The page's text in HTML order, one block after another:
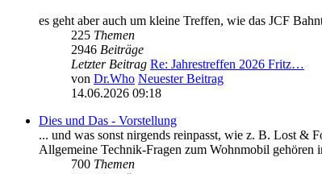
es geht aber auch um kleine Treffen, wie das JCF
225 Themen
2946 Beiträge
Letzter Beitrag Re: Jahrestreffen 2026 Fritz…
von Dr.Who Neuester Beitrag
14.06.2026 09:18
Dies und Das - Vorstellung
... und was sonst nirgends reinpasst, wie z. B. Lost &
Allgemeine Technik-Fragen zum Wohnmobil
700 Themen